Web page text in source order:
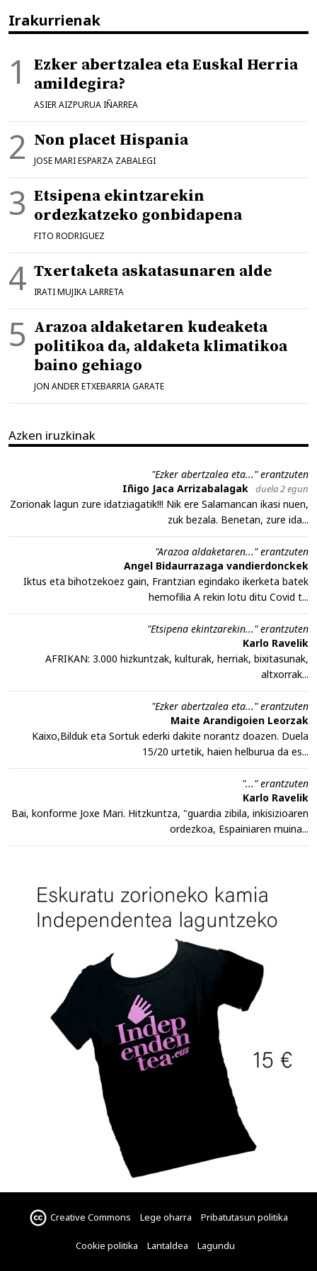
Irakurrienak
Ezker abertzalea eta Euskal Herria
amildegira?
ASIER AIZPURUA IÑARREA
Non placet Hispania
JOSE MARI ESPARZA ZABALEGI
Etsipena ekintzarekin
ordezkatzeko gonbidapena
FITO RODRIGUEZ
Txertaketa askatasunaren alde
IRATI MUJIKA LARRETA
Arazoa aldaketaren kudeaketa
politikoa da, aldaketa klimatikoa
baino gehiago
JON ANDER ETXEBARRIA GARATE
Azken iruzkinak
"Ezker abertzalea eta..." erantzuten
Iñigo Jaca Arrizabalagak duela 2 egun
Zorionak lagun zure idatziagatik!!! Nik ere Salamancan ikasi nuen,
zuk bezala. Benetan, zure ida...
"Arazoa aldaketaren..." erantzuten
Angel Bidaurrazaga vandierdonckek
Iktus eta bihotzekoez gain, Frantzian egindako ikerketa batek
hemofilia A rekin lotu ditu Covid t...
"Etsipena ekintzarekin..." erantzuten
Karlo Ravelik
AFRIKAN: 3.000 hizkuntzak, kulturak, herriak, bixitasunak,
altxorrak...
"Ezker abertzalea eta..." erantzuten
Maite Arandigoien Leorzak
Kaixo,Bilduk eta Sortuk ederki dakite norantz doazen. Duela
15/20 urtetik, haien helburua da es...
"..." erantzuten
Karlo Ravelik
Bai, konforme Joxe Mari. Hitzkuntza, "guardia zibila, inkisizioaren
ordezkoa, Espainiaren muina...
Creative Commons Lege oharra Pribatutasun politika
Cookie politika Lantaldea Lagundu